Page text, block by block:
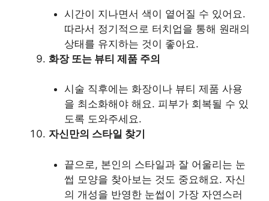
시간이 지나면서 색이 옅어질 수 있어요.
따라서 정기적으로 터치업을 통해 원래의
상태를 유지하는 것이 좋아요.
화장 또는 뷰티 제품 주의
시술 직후에는 화장이나 뷰티 제품 사용
을 최소화해야 해요. 피부가 회복될 수 있
도록 도와주세요.
자신만의 스타일 찾기
끝으로, 본인의 스타일과 잘 어울리는 눈
썹 모양을 찾아보는 것도 중요해요. 자신
의 개성을 반영한 눈썹이 가장 자연스러